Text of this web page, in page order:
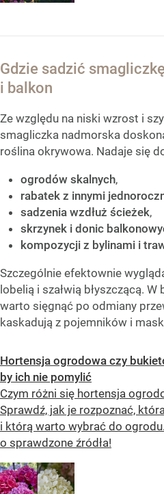
Gdzie sadzić
i balkon
Ze względu na niski wzrost i
smagliczka nadmorska
roślina okrywowa. Nadaje się
ogrodów skalnych,
rabatek z innymi
sadzenia wzdłuż ścieżek,
skrzynek i donic
kompozycji z bylinami i
Szczególnie efektownie
lobelią i szałwią błyszczącą.
warto sięgnąć po odmiany
kaskadują z pojemników i
Hortensja ogrodowa czy
by ich nie pomylić
Czym różni się hortensja
Sprawdź, jak je rozpoznać,
i którą warto wybrać do
o sprawdzone źródła!